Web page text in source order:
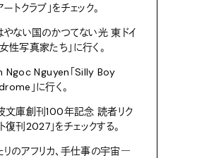
ートクラブ」をチェック。
やない国のかつてない光 東ドイ
性写真家たち」に行く。
Ngoc Nguyen「Silly Boy
」に行く。
文庫創刊100年記念 読者リク
復刊2027」をチェックする。
りのアフリカ、手仕事の宇宙―